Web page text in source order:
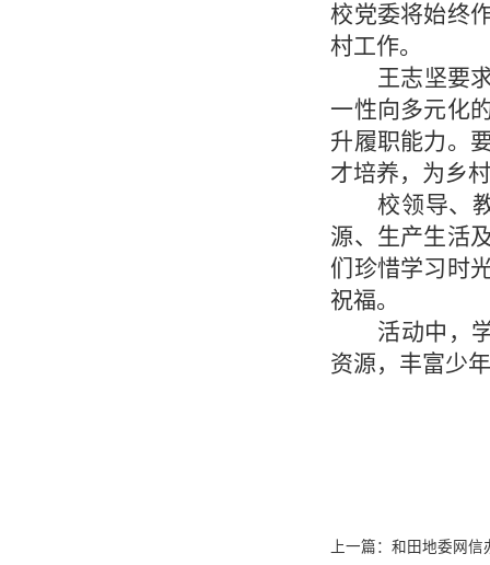
校党委将始终
村工作。
王志坚要
一性向多元化
升履职能力。
才培养，为乡
校领导、
源、生产生活
们珍惜学习时
祝福。
活动中，
资源，丰富少
上一篇：和田地委网信